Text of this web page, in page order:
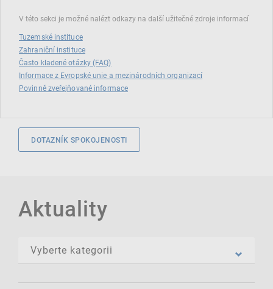
V této sekci je možné nalézt odkazy na další užitečné zdroje informací
Tuzemské instituce
Zahraniční instituce
Často kladené otázky (FAQ)
Informace z Evropské unie a mezinárodních organizací
Povinně zveřejňované informace
DOTAZNÍK SPOKOJENOSTI
Aktuality